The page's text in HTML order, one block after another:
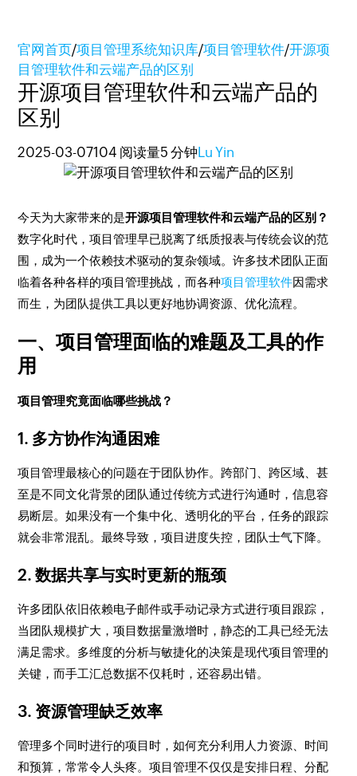
官网首页/项目管理系统知识库/项目管理软件/开源项
目管理软件和云端产品的区别
开源项目管理软件和云端产品的
区别
2025-03-07104 阅读量5 分钟 Lu Yin
今天为大家带来的是开源项目管理软件和云端产品的区别？
数字化时代，项目管理早已脱离了纸质报表与传统会议的范
围，成为一个依赖技术驱动的复杂领域。许多技术团队正面
临着各种各样的项目管理挑战，而各种项目管理软件因需求
而生，为团队提供工具以更好地协调资源、优化流程。
一、项目管理面临的难题及工具的作
用
项目管理究竟面临哪些挑战？
1. 多方协作沟通困难
项目管理最核心的问题在于团队协作。跨部门、跨区域、甚
至是不同文化背景的团队通过传统方式进行沟通时，信息容
易断层。如果没有一个集中化、透明化的平台，任务的跟踪
就会非常混乱。最终导致，项目进度失控，团队士气下降。
2. 数据共享与实时更新的瓶颈
许多团队依旧依赖电子邮件或手动记录方式进行项目跟踪，
当团队规模扩大，项目数据量激增时，静态的工具已经无法
满足需求。多维度的分析与敏捷化的决策是现代项目管理的
关键，而手工汇总数据不仅耗时，还容易出错。
3. 资源管理缺乏效率
管理多个同时进行的项目时，如何充分利用人力资源、时间
和预算，常常令人头疼。项目管理不仅仅是安排日程、分配